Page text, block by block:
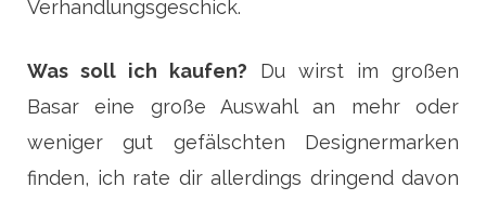
Verhandlungsgeschick.
Was soll ich kaufen? Du wirst im großen
Basar eine große Auswahl an mehr oder
weniger gut gefälschten Designermarken
finden, ich rate dir allerdings dringend davon